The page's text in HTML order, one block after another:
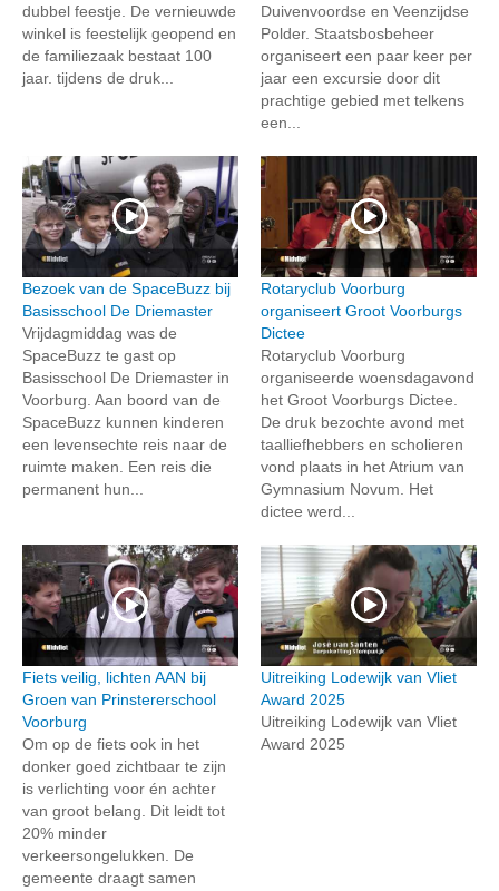
dubbel feestje. De vernieuwde
winkel is feestelijk geopend en
de familiezaak bestaat 100
jaar. tijdens de druk...
Duivenvoordse en Veenzijdse
Polder. Staatsbosbeheer
organiseert een paar keer per
jaar een excursie door dit
prachtige gebied met telkens
een...
Bezoek van de SpaceBuzz bij
Basisschool De Driemaster
Vrijdagmiddag was de
SpaceBuzz te gast op
Basisschool De Driemaster in
Voorburg. Aan boord van de
SpaceBuzz kunnen kinderen
een levensechte reis naar de
ruimte maken. Een reis die
permanent hun...
Rotaryclub Voorburg
organiseert Groot Voorburgs
Dictee
Rotaryclub Voorburg
organiseerde woensdagavond
het Groot Voorburgs Dictee.
De druk bezochte avond met
taalliefhebbers en scholieren
vond plaats in het Atrium van
Gymnasium Novum. Het
dictee werd...
Fiets veilig, lichten AAN bij
Groen van Prinstererschool
Voorburg
Om op de fiets ook in het
donker goed zichtbaar te zijn
is verlichting voor én achter
van groot belang. Dit leidt tot
20% minder
verkeersongelukken. De
gemeente draagt samen
Uitreiking Lodewijk van Vliet
Award 2025
Uitreiking Lodewijk van Vliet
Award 2025